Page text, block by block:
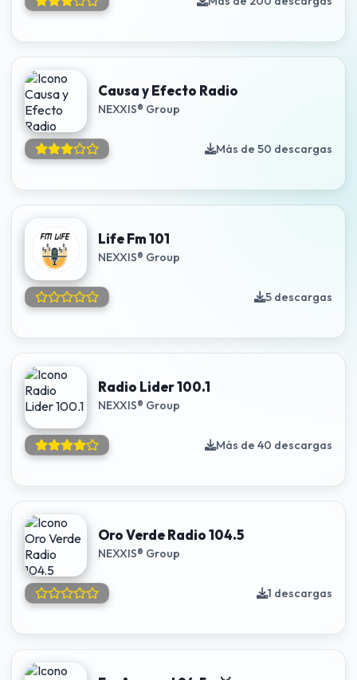
Causa y Efecto Radio
NEXXIS® Group
Más de 50 descargas
Life Fm 101
NEXXIS® Group
5 descargas
Radio Lider 100.1
NEXXIS® Group
Más de 40 descargas
Oro Verde Radio 104.5
NEXXIS® Group
1 descargas